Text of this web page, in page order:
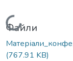
Вантажиться...
Файли
(767.91 KB)